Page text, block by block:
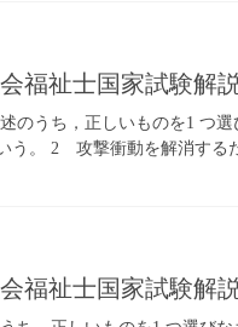
会福祉士国家試験
のうち，正しいものを1 つ
う。 2 攻撃衝動を解消す
会福祉士国家試験